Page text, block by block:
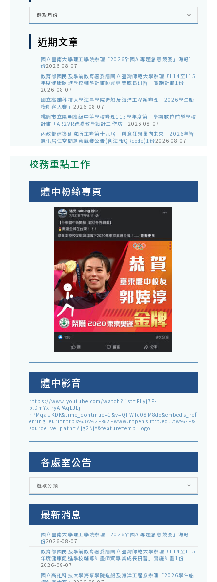
彙
選取月份
近期文章
國立臺南大學理工學院辦理「2026全國AI專題創意競賽」海報1
份2026-08-07
教育部國民及學前教育署委請國立臺灣師範大學辦理「114至115
年度健康促進學校輔導計畫師資專業成長研習」實施計畫1份
2026-08-07
國立高雄科技大學海事學院造船及海洋工程系辦理「2026學生船
模創客大賽」 2026-08-07
桃園市立陽明高級中等學校辦理115學年度第一學期數位前導學校
計畫「AR2VR跨域教學設計工作坊」 2026-08-07
內政部建築研究所主辦第十九屆「創意狂想巢向未來」2026年智
慧化居住空間創意競賽公告(含海報QRcode)1份2026-08-07
校務重點工作
體中粉絲專頁
體中影音
https://www.youtube.com/watch?list=PLyj7F-
blDmYxiryAPAqLJLj-
hPMqaUKDK&time_continue=1&v=QFWTd08M8do&embeds_ref
erring_euri=https%3A%2F%2Fwww.ntpehs.ttct.edu.tw%2F&
source_ve_path=Mjg2NjY&feature=emb_logo
各處室公告
各
室
選取分類
最新消息
國立臺南大學理工學院辦理「2026全國AI專題創意競賽」海報1
份2026-08-07
教育部國民及學前教育署委請國立臺灣師範大學辦理「114至115
年度健康促進學校輔導計畫師資專業成長研習」實施計畫1份
2026-08-07
國立高雄科技大學海事學院造船及海洋工程系辦理「2026學生船